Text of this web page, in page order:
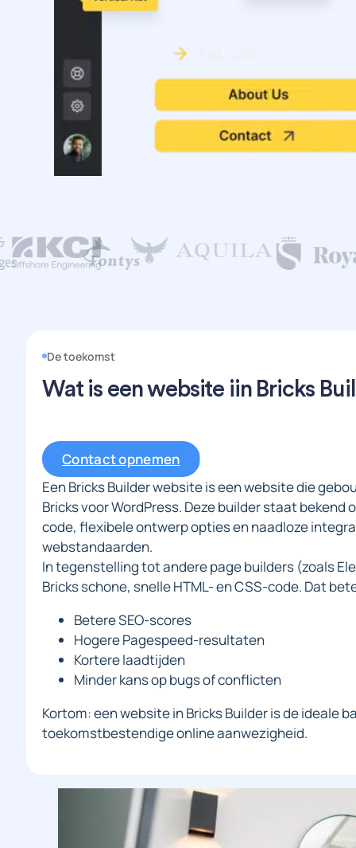
De toekomst
Wat is een website iin Bricks
Contact opnemen
Een Bricks Builder website is een website die
Bricks voor WordPress. Deze builder staat bekend
code, flexibele ontwerp opties en naadloze
webstandaarden.
In tegenstelling tot andere page builders (zoals
Bricks schone, snelle HTML- en CSS-code. Dat
Betere SEO-scores
Hogere Pagespeed-resultaten
Kortere laadtijden
Minder kans op bugs of conflicten
Kortom: een website in Bricks Builder is de ideale
toekomstbestendige online aanwezigheid.